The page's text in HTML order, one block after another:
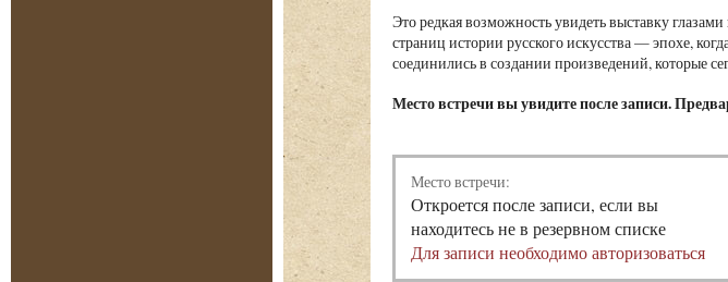
Это редкая возможность увидеть выставку
страниц истории русского искусства — эпохе,
соединились в создании произведений, которые
Место встречи вы увидите после записи.
Место встречи:
Откроется после записи, если вы
находитесь не в резервном списке
Для записи необходимо авторизоваться